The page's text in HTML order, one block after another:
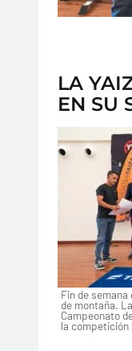
LA
EN SU
Fin de
de montaña.
Campeonato
la